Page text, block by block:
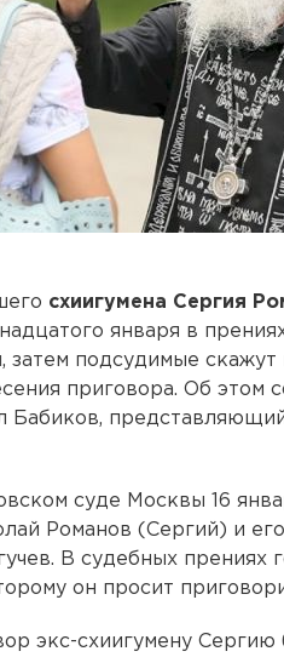
схиигумена Сергия
января в
затем подсудимые скажут
приговора. Об этом
Бабиков,
суде Москвы 16
Романов (Сергий) и
В судебных прениях
он просит
экс-схиигумену Сергию